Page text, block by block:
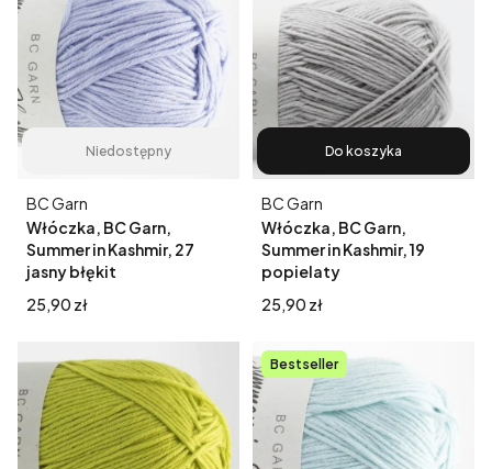
Niedostępny
Włóczka, BC Garn,
Summer in Kashmir, 27
jasny błękit
Producent
BC Garn
Cena
25,90 zł
Do koszyka
Włóczka, BC Garn,
Summer in Kashmir, 19
popielaty
Producent
BC Garn
Cena
25,90 zł
Bestseller